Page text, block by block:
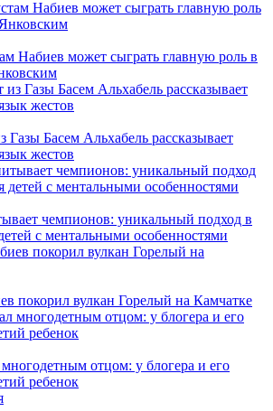
Набиев может сыграть главную роль в
Газы Басем Альхабель рассказывает
жестов
чемпионов: уникальный подход в
с ментальными особенностями
покорил вулкан Горелый на Камчатке
отцом: у блогера и его
ребенок